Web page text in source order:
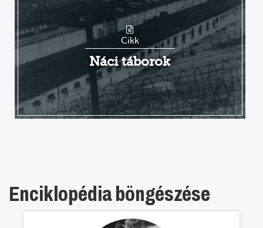
Cikk
Náci táborok
Enciklopédia böngészése